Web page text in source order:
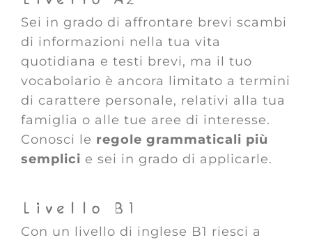
Sei in grado di affrontare brevi scambi
di informazioni nella tua vita
quotidiana e testi brevi, ma il tuo
vocabolario è ancora limitato a termini
di carattere personale, relativi alla tua
famiglia o alle tue aree di interesse.
Conosci le regole grammaticali più
semplici e sei in grado di applicarle.
Livello B1
Con un livello di inglese B1 riesci a